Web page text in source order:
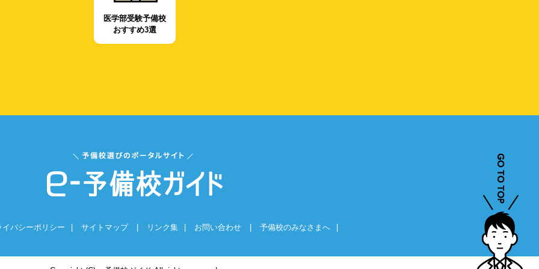
医学部受験予備校
おすすめ3選
イバシーポリシー サイトマップ リンク集 お問い合わせ 予備校のみなさまへ